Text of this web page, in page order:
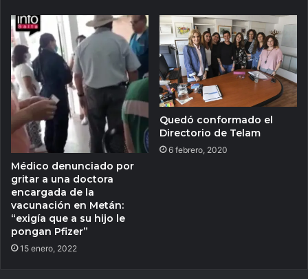
Médico denunciado por
gritar a una doctora
encargada de la
vacunación en Metán:
“exigía que a su hijo le
pongan Pfizer”
15 enero, 2022
Quedó conformado el
Directorio de Telam
6 febrero, 2020